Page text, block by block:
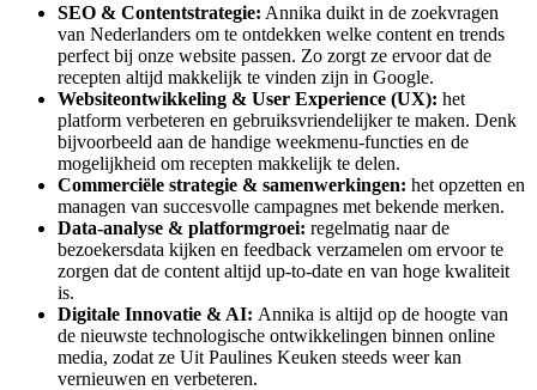
SEO & Contentstrategie: Annika duikt in de zoekvragen
van Nederlanders om te ontdekken welke content en trends
perfect bij onze website passen. Zo zorgt ze ervoor dat de
recepten altijd makkelijk te vinden zijn in Google.
Websiteontwikkeling & User Experience (UX): het
platform verbeteren en gebruiksvriendelijker te maken. Denk
bijvoorbeeld aan de handige weekmenu-functies en de
mogelijkheid om recepten makkelijk te delen.
Commerciële strategie & samenwerkingen: het opzetten en
managen van succesvolle campagnes met bekende merken.
Data-analyse & platformgroei: regelmatig naar de
bezoekersdata kijken en feedback verzamelen om ervoor te
zorgen dat de content altijd up-to-date en van hoge kwaliteit
is.
Digitale Innovatie & AI: Annika is altijd op de hoogte van
de nieuwste technologische ontwikkelingen binnen online
media, zodat ze Uit Paulines Keuken steeds weer kan
vernieuwen en verbeteren.